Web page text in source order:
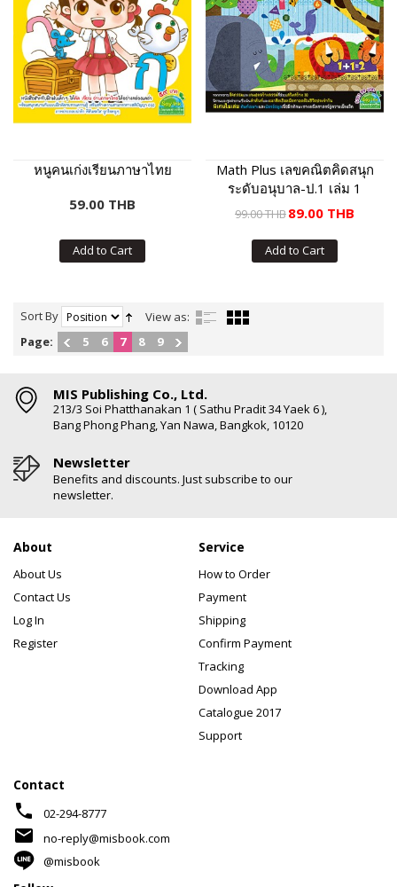
หนูคนเก่งเรียนภาษาไทย
59.00 THB
Add to Cart
Math Plus เลขคณิตคิดสนุก
ระดับอนุบาล-ป.1 เล่ม 1
99.00 THB89.00 THB
Add to Cart
Sort By
View as:
Page:
5 6 7 8 9
MIS Publishing Co., Ltd.
213/3 Soi Phatthanakan 1 ( Sathu Pradit 34 Yaek 6 ),
Bang Phong Phang, Yan Nawa, Bangkok, 10120
Newsletter
Benefits and discounts. Just subscribe to our
newsletter.
About
About Us
Contact Us
Log In
Register
Service
How to Order
Payment
Shipping
Confirm Payment
Tracking
Download App
Catalogue 2017
Support
Contact
phone 02-294-8777
mail
no-reply@misbook.com
@misbook